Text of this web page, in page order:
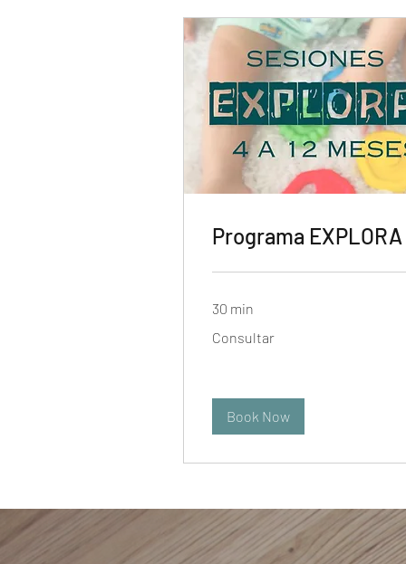
Programa EXPLORA
30 min
Consultar
Book Now